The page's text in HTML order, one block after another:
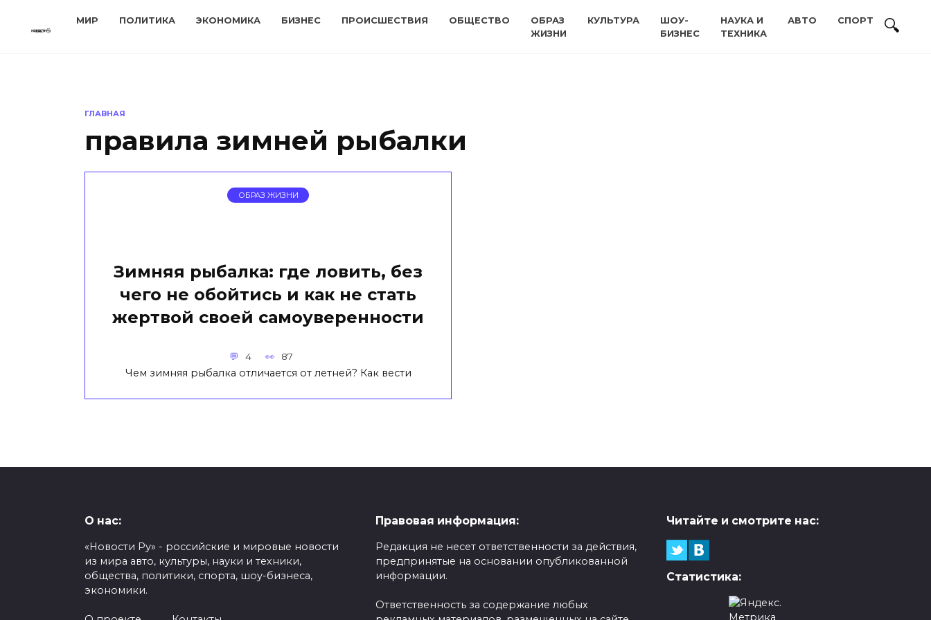
МИР ПОЛИТИКА ЭКОНОМИКА БИЗНЕС ПРОИСШЕСТВИЯ ОБЩЕСТВО
ОБРАЗ
ЖИЗНИ
КУЛЬТУРА
ШОУ-
БИЗНЕС
НАУКА И
ТЕХНИКА
АВТО СПОРТ
ГЛАВНАЯ
правила зимней рыбалки
ОБРАЗ ЖИЗНИ
Зимняя рыбалка: где ловить, без
чего не обойтись и как не стать
жертвой своей самоуверенности
4 87
Чем зимняя рыбалка отличается от летней? Как вести
О нас:
«Новости Ру» - российские и мировые новости
из мира авто, культуры, науки и техники,
общества, политики, спорта, шоу-бизнеса,
экономики.
Правовая информация:
Редакция не несет ответственности за действия,
предпринятые на основании опубликованной
информации.
Ответственность за содержание любых
Читайте и смотрите нас:
Статистика: